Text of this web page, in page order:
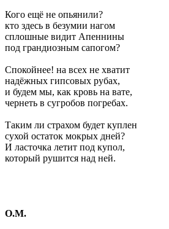
Кого ещё не опьянили?
кто здесь в безумии нагом
сплошные видит Апеннины
под грандиозным сапогом?
Спокойнее! на всех не хватит
надёжных гипсовых рубах,
и будем мы, как кровь на вате,
чернеть в сугробов погребах.
Таким ли страхом будет куплен
сухой остаток мокрых дней?
И ласточка летит под купол,
который рушится над ней.
О.М.